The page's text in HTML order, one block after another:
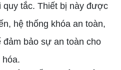
quy tắc. Thiết bị này được
hệ thống khóa an toàn,
đảm bảo sự an toàn cho